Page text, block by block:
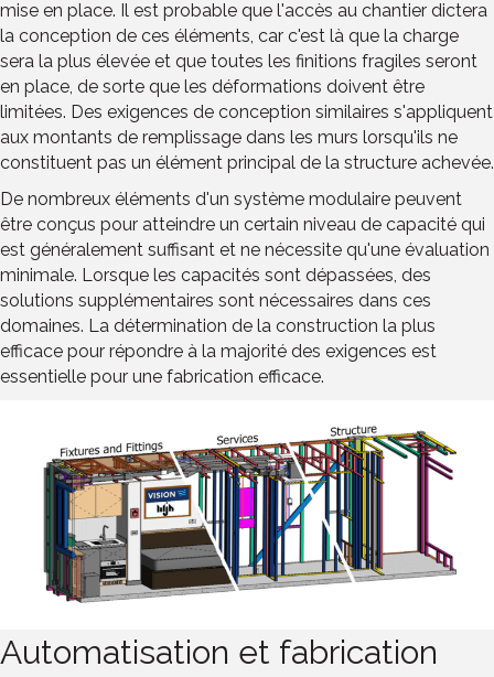
mise en place. Il est probable que l'accès au chantier dictera
la conception de ces éléments, car c'est là que la charge
sera la plus élevée et que toutes les finitions fragiles seront
en place, de sorte que les déformations doivent être
limitées. Des exigences de conception similaires s'appliquent
aux montants de remplissage dans les murs lorsqu'ils ne
constituent pas un élément principal de la structure achevée.
De nombreux éléments d'un système modulaire peuvent
être conçus pour atteindre un certain niveau de capacité qui
est généralement suffisant et ne nécessite qu'une évaluation
minimale. Lorsque les capacités sont dépassées, des
solutions supplémentaires sont nécessaires dans ces
domaines. La détermination de la construction la plus
efficace pour répondre à la majorité des exigences est
essentielle pour une fabrication efficace.
Automatisation et fabrication